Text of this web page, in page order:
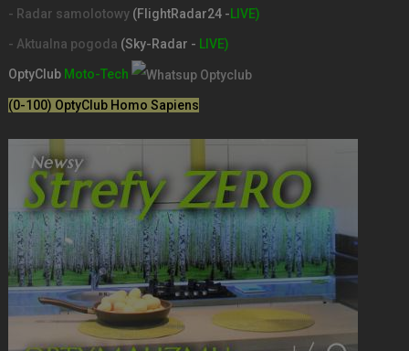
- Radar samolotowy (FlightRadar24 -LIVE)
- Aktualna pogoda (Sky-Radar - LIVE)
OptyClub Moto-Tech
(0-100) OptyClub Homo Sapiens